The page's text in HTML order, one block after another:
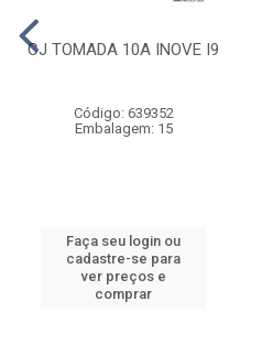
CJ TOMADA 10A INOVE I9
Código: 639352
Embalagem: 15
Faça seu login ou
cadastre-se para
ver preços e
comprar